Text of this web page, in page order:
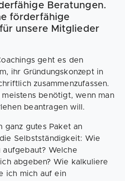
Beratungen.
förderfähige
unsere Mitglieder
geht es den
ihr Gründungskonzept in
zusammenzufassen.
benötigt, wenn man
beantragen will.
ganz gutes Paket an
Selbstständigkeit: Wie
Welche
abgeben? Wie kalkuliere
ich mich auf ein